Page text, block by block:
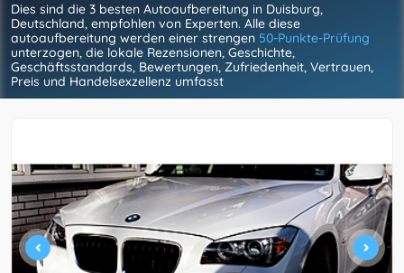
Dies sind die 3 besten Autoaufbereitung in Duisburg,
Deutschland, empfohlen von Experten. Alle diese
autoaufbereitung werden einer strengen 50-Punkte-Prüfung
unterzogen, die lokale Rezensionen, Geschichte,
Geschäftsstandards, Bewertungen, Zufriedenheit, Vertrauen,
Preis und Handelsexzellenz umfasst